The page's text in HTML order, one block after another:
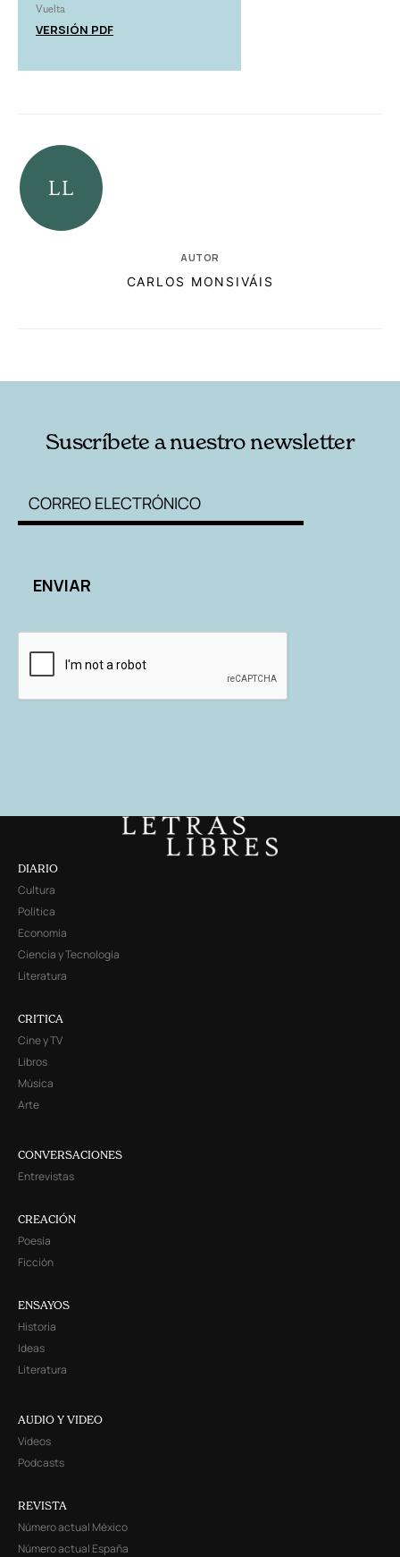
Vuelta
VERSIÓN PDF
AUTOR
CARLOS MONSIVÁIS
Suscríbete a nuestro newsletter
DIARIO
Cultura
Política
Economía
Ciencia y Tecnología
Literatura
CRITICA
Cine y TV
Libros
Música
Arte
CONVERSACIONES
Entrevistas
CREACIÓN
Poesía
Ficción
ENSAYOS
Historia
Ideas
Literatura
AUDIO Y VIDEO
Videos
Podcasts
REVISTA
Número actual México
Número actual España